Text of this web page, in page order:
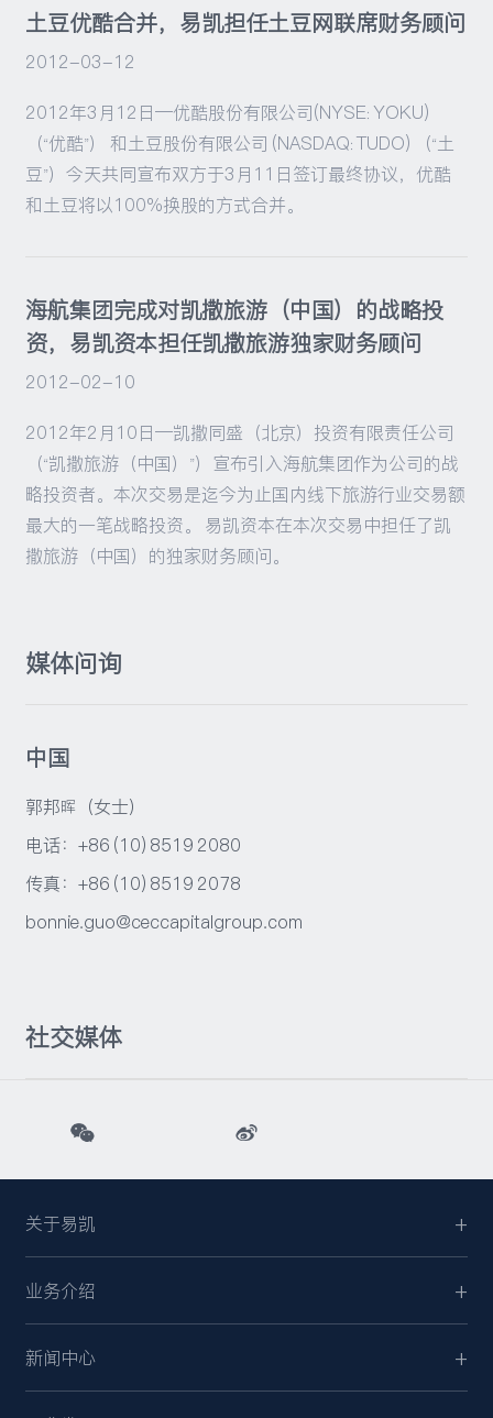
土豆优酷合并，易凯担任土豆网联席财务顾问
2012-03-12
2012年3月12日—优酷股份有限公司(NYSE: YOKU)
（“优酷”） 和土豆股份有限公司 (NASDAQ: TUDO) （“土
豆”）今天共同宣布双方于3月11日签订最终协议，优酷
和土豆将以100%换股的方式合并。
海航集团完成对凯撒旅游（中国）的战略投
资，易凯资本担任凯撒旅游独家财务顾问
2012-02-10
2012年2月10日—凯撒同盛（北京）投资有限责任公司
（“凯撒旅游（中国）”）宣布引入海航集团作为公司的战
略投资者。本次交易是迄今为止国内线下旅游行业交易额
最大的一笔战略投资。 易凯资本在本次交易中担任了凯
撒旅游（中国）的独家财务顾问。
媒体问询
中国
郭邦晖（女士）
电话：+86 (10) 8519 2080
传真：+86 (10) 8519 2078
bonnie.guo@ceccapitalgroup.com
社交媒体
关于易凯
业务介绍
新闻中心